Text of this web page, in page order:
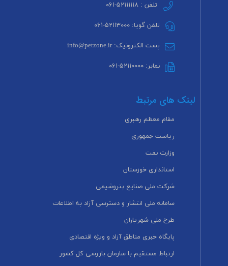
تلفن : ۵۲۱۱۱۱۱۸-۰۶۱
تلفن گویا: ۵۲۱۱۳۰۰۰-۰۶۱
پست الکترونیک: info@petzone.ir
نمابر: ۵۲۱۱۰۰۰۰-۰۶۱
لینک های مرتبط
مقام معظم رهبری
ریاست جمهوری
وزارت نفت
استانداری خوزستان
شرکت ملی صنایع پتروشیمی
سامانه ملی انتشار و دسترسی آزاد به اطلاعات
طرح ملی شهریاران
پایگاه خبری مناطق آزاد و ویژه اقتصادی
ارتباط مستقیم با سازمان بازرسی کل کشور